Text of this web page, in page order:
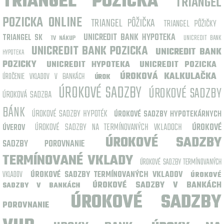
POZICKA ONLINE TRIANGEL PÔŽIČKA TRIANGEL PÔŽIČKY
TRIANGEL SK TV NÁKUP UNICREDIT BANK HYPOTEKA
UNICREDIT BANK
HYPOTEKA
UNICREDIT BANK POZICKA UNICREDIT BANK
POZICKY
UNICREDIT HYPOTEKA
UNICREDIT POZICKA
ÚROČENIE VKLADOV V BANKÁCH
ÚROK
ÚROKOVÁ KALKULAČKA
ÚROKOVÁ SADZBA ÚROKOVÉ SADZBY ÚROKOVÉ SADZBY
BÁNK ÚROKOVÉ SADZBY HYPOTÉK ÚROKOVÉ SADZBY HYPOTEKÁRNYCH
ÚVEROV
ÚROKOVÉ SADZBY NA TERMÍNOVANÝCH VKLADOCH
ÚROKOVÉ
SADZBY POROVNANIE
ÚROKOVÉ SADZBY
TERMÍNOVANÉ VKLADY ÚROKOVÉ SADZBY TERMÍNOVANÝCH
VKLADOV
ÚROKOVÉ SADZBY TERMÍNOVANÝCH VKLADOV
ÚROKOVÉ
SADZBY V BANKÁCH
ÚROKOVÉ SADZBY V BANKÁCH
POROVNANIE
ÚROKOVÉ SADZBY